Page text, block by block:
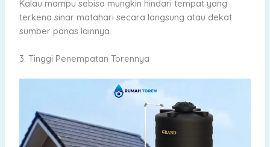
Kalau mampu sebisa mungkin hindari tempat yang
terkena sinar matahari secara langsung atau dekat
sumber panas lainnya.
3. Tinggi Penempatan Torennya